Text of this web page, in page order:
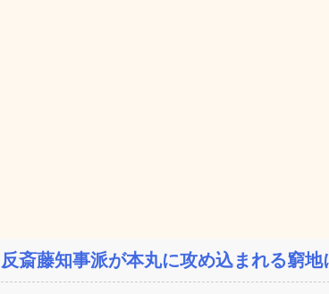
反斎藤知事派が本丸に攻め込まれる窮